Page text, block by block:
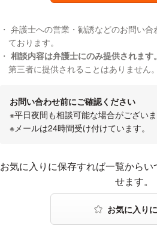
未払い残業代請求
企業経営者様・ご担当者様向けセミナー
2021年 10月
経営戦略セミナー
2022年 6月
弁護士への営業・勧誘などのお問い
ております。
相談内容は弁護士にのみ提供されます。
第三者に提供されることはありません。
お問い合わせ前にご確認ください
※平日夜間も相談可能な場合がござい
※メールは24時間受け付けています。
お気に入りに登録する
お気に入りに保存すれば一覧から
せます。